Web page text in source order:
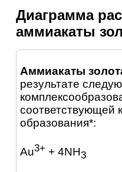
Диаграмма
аммиакаты
Аммиакаты
результате
соответствующей
образования*:
Au3+ + 4NH3